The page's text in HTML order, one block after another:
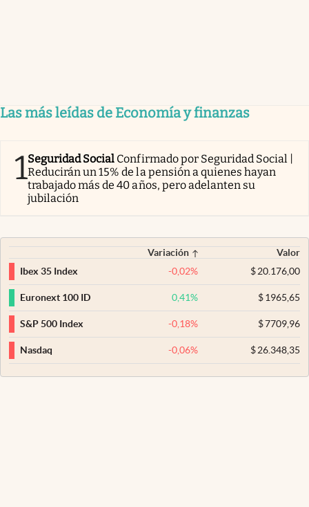
Las más leídas de Economía y finanzas
1Seguridad Social Confirmado por Seguridad Social |
Reducirán un 15% de la pensión a quienes hayan
trabajado más de 40 años, pero adelanten su
jubilación
Variación
Valor
Ibex 35 Index
-0,02% $20.176,00
Euronext 100 ID 0,41% $1965,65
S&P 500 Index -0,18% $7709,96
Nasdaq -0,06% $26.348,35